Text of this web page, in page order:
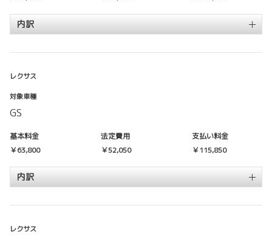
内訳
レクサス
対象車種
GS
基本料金
￥63,800
法定費用
￥52,050
支払い料金
￥115,850
内訳
レクサス